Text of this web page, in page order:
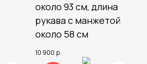
около 93 см, длина
рукава с манжетой
около 58 см
10 900 р.